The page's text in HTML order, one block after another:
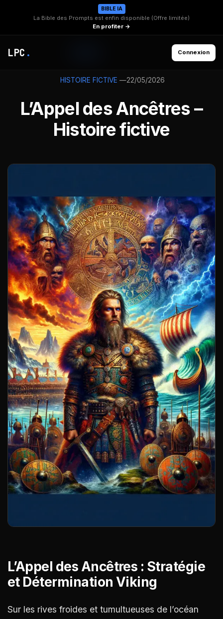
BIBLE IA
La Bible des Prompts est enfin disponible (Offre limitée)
En profiter →
LPC . Connexion
HISTOIRE FICTIVE —22/05/2026
L’Appel des Ancêtres –
Histoire fictive
L’Appel des Ancêtres : Stratégie
et Détermination Viking
Sur les rives froides et tumultueuses de l’océan